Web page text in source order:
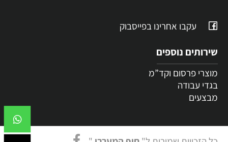
עקבו אחרינו בפייסבוק
שירותים נוספים
מוצרי פרסום וקד”מ
בגדי עבודה
מבצעים